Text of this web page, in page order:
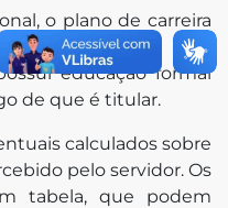
o plano de carreira
oferece um
educação formal
de que é titular.
calculados sobre
pelo servidor. Os
tabela, que podem